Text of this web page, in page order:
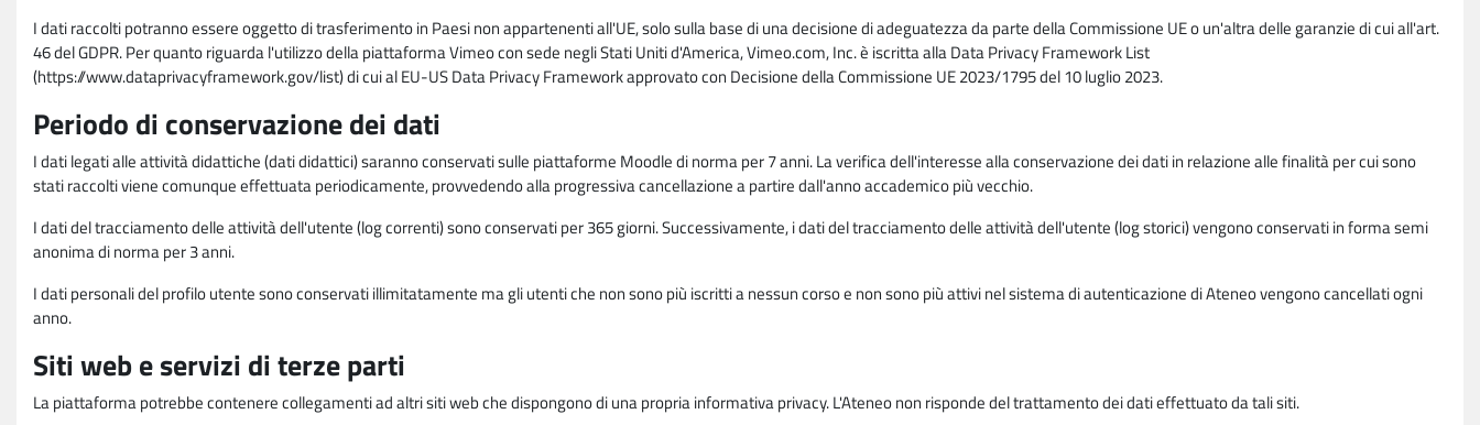
I dati raccolti potranno essere oggetto di trasferimento in Paesi non appartenenti all'UE, solo sulla base di una decisione di adeguatezza da parte della Commissione UE o un'altra delle garanzie di cui all'art.
46 del GDPR. Per quanto riguarda l'utilizzo della piattaforma Vimeo con sede negli Stati Uniti d'America, Vimeo.com, Inc. è iscritta alla Data Privacy Framework List
(https://www.dataprivacyframework.gov/list) di cui al EU-US Data Privacy Framework approvato con Decisione della Commissione UE 2023/1795 del 10 luglio 2023.
Periodo di conservazione dei dati
I dati legati alle attività didattiche (dati didattici) saranno conservati sulle piattaforme Moodle di norma per 7 anni. La verifica dell'interesse alla conservazione dei dati in relazione alle finalità per cui sono
stati raccolti viene comunque effettuata periodicamente, provvedendo alla progressiva cancellazione a partire dall'anno accademico più vecchio.
I dati del tracciamento delle attività dell'utente (log correnti) sono conservati per 365 giorni. Successivamente, i dati del tracciamento delle attività dell'utente (log storici) vengono conservati in forma semi
anonima di norma per 3 anni.
I dati personali del profilo utente sono conservati illimitatamente ma gli utenti che non sono più iscritti a nessun corso e non sono più attivi nel sistema di autenticazione di Ateneo vengono cancellati ogni
anno.
Siti web e servizi di terze parti
La piattaforma potrebbe contenere collegamenti ad altri siti web che dispongono di una propria informativa privacy. L'Ateneo non risponde del trattamento dei dati effettuato da tali siti.